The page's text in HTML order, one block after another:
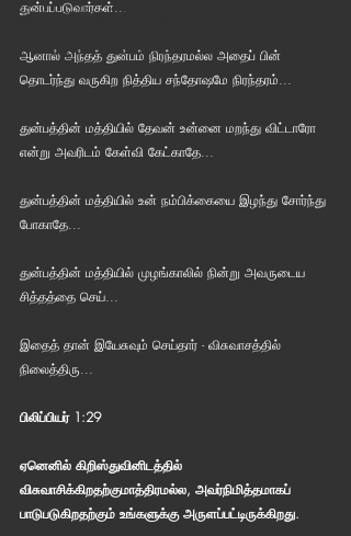
Bible Reading Challenge
Challenge to Seek the Lost
துன்பப்படுவார்கள்...
ஆனால் அந்தத் துன்பம் நிரந்தரமல்ல அதைப் பின்
தொடர்ந்து வருகிற நித்திய சந்தோஷமே நிரந்தரம்...
துன்பத்தின் மத்தியில் தேவன் உன்னை மறந்து விட்டாரோ
என்று அவரிடம் கேள்வி கேட்காதே...
துன்பத்தின் மத்தியில் உன் நம்பிக்கையை இழந்து சோர்ந்து
போகாதே...
துன்பத்தின் மத்தியில் முழங்காலில் நின்று அவருடைய
சித்தத்தை செய்...
இதைத் தான் இயேசுவும் செய்தார் - விசுவாசத்தில்
நிலைத்திரு...
பிலிப்பியர் 1:29
ஏனெனில் கிறிஸ்துவினிடத்தில்
விசுவாசிக்கிறதற்குமாத்திரமல்ல, அவர்நிமித்தமாகப்
பாடுபடுகிறதற்கும் உங்களுக்கு அருளப்பட்டிருக்கிறது.